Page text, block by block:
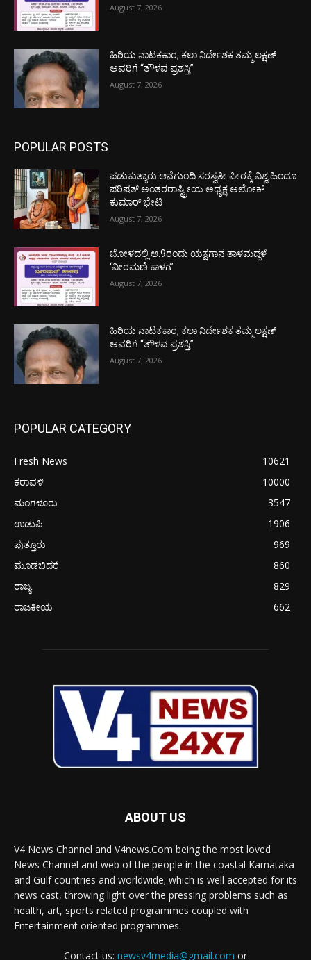
August 7, 2026
ಹಿರಿಯ ನಾಟಕಕಾರ, ಕಲಾ ನಿರ್ದೇಶಕ ತಮ್ಮ ಲಕ್ಷಣ್
ಅವರಿಗೆ “ತೌಳವ ಪ್ರಶಸ್ತಿ”
August 7, 2026
POPULAR POSTS
ಪಡುಕುತ್ಯಾರು ಆನೆಗುಂದಿ ಸರಸ್ವತೀ ಪೀಠಕ್ಕೆ ವಿಶ್ವ ಹಿಂದೂ
ಪರಿಷತ್ ಅಂತರರಾಷ್ಟ್ರೀಯ ಅಧ್ಯಕ್ಷ ಅಲೋಕ್
ಕುಮಾರ್ ಭೇಟಿ
August 7, 2026
ಬೋಳದಲ್ಲಿ ಆ.9ರಂದು ಯಕ್ಷಗಾನ ತಾಳಮದ್ದಳೆ
‘ವೀರಮಣಿ ಕಾಳಗ’
August 7, 2026
ಹಿರಿಯ ನಾಟಕಕಾರ, ಕಲಾ ನಿರ್ದೇಶಕ ತಮ್ಮ ಲಕ್ಷಣ್
ಅವರಿಗೆ “ತೌಳವ ಪ್ರಶಸ್ತಿ”
August 7, 2026
POPULAR CATEGORY
Fresh News
10621
ಕರಾವಳಿ
10000
ಮಂಗಳೂರು
3547
ಉಡುಪಿ
1906
ಪುತ್ತೂರು
969
ಮೂಡಬಿದರೆ
860
ರಾಜ್ಯ
829
ರಾಜಕೀಯ
662
ABOUT US
V4 News Channel and V4news.Com being the most loved
News Channel and web of the people in the coastal Karnataka
and Gulf countries and worldwide; which is well accepted for its
news cast, throwing light over the pressing problems such as
health, art, sports related programmes coupled with
Entertainment oriented programmes.
Contact us: newsv4media@gmail.com or